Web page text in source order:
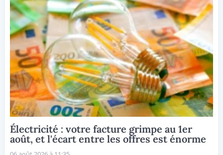
Électricité : votre facture grimpe au 1er
août, et l'écart entre les offres est énorme